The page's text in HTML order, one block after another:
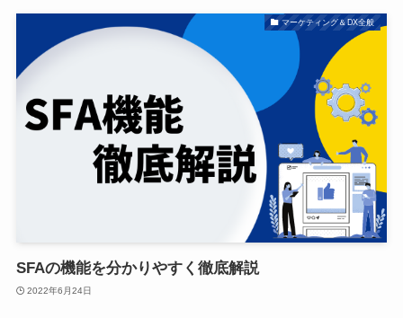
マーケティング＆DX全般
SFAの機能を分かりやすく徹底解説
2022年6月24日